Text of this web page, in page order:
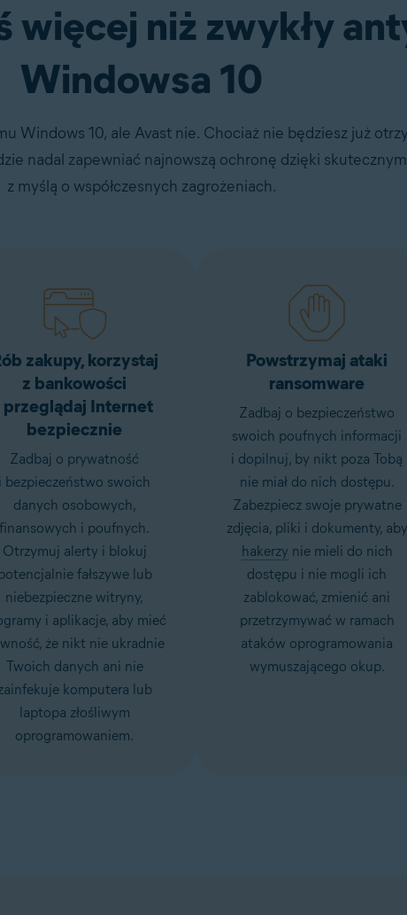
więcej niż zwykły
Windowsa 10
Windows 10, ale Avast nie. Chociaż nie będziesz już
nadal zapewniać najnowszą ochronę dzięki
z myślą o współczesnych zagrożeniach.
zakupy, korzystaj
z bankowości
przeglądaj Internet
bezpiecznie
Zadbaj o prywatność
i bezpieczeństwo swoich
danych osobowych,
finansowych i poufnych.
Otrzymuj alerty i blokuj
fałszywe lub
niebezpieczne witryny,
i aplikacje, aby mieć
że nikt nie ukradnie
Twoich danych ani nie
komputera lub
laptopa złośliwym
oprogramowaniem.
Powstrzymaj ataki
ransomware
Zadbaj o bezpieczeństwo
swoich poufnych informacji
i dopilnuj, by nikt poza Tobą
nie miał do nich dostępu.
Zabezpiecz swoje prywatne
zdjęcia, pliki i dokumenty, aby
hakerzy nie mieli do nich
dostępu i nie mogli ich
zablokować, zmienić ani
przetrzymywać w ramach
ataków oprogramowania
wymuszającego okup.